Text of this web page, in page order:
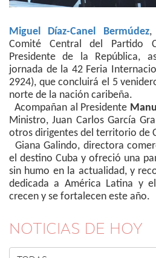
Miguel Díaz-Canel Bermúdez,
Comité Central del Partido
Presidente de la República,
jornada de la 42 Feria
2924), que concluirá el 5
norte de la nación caribeña.
Acompañan al Presidente
Ministro, Juan Carlos García
otros dirigentes del territorio de
Giana Galindo, directora
el destino Cuba y ofreció una
sin humo en la actualidad, y
dedicada a América Latina y
crecen y se fortalecen este año.
NOTICIAS DE HOY